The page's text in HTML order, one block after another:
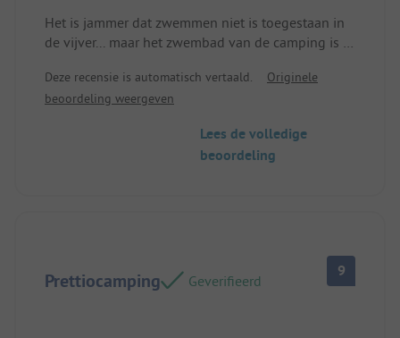
Het is jammer dat zwemmen niet is toegestaan in
de vijver... maar het zwembad van de camping is er
Deze recensie is automatisch vertaald.
Originele
beoordeling weergeven
Lees de volledige
beoordeling
Prettiocamping Geverifieerd
9